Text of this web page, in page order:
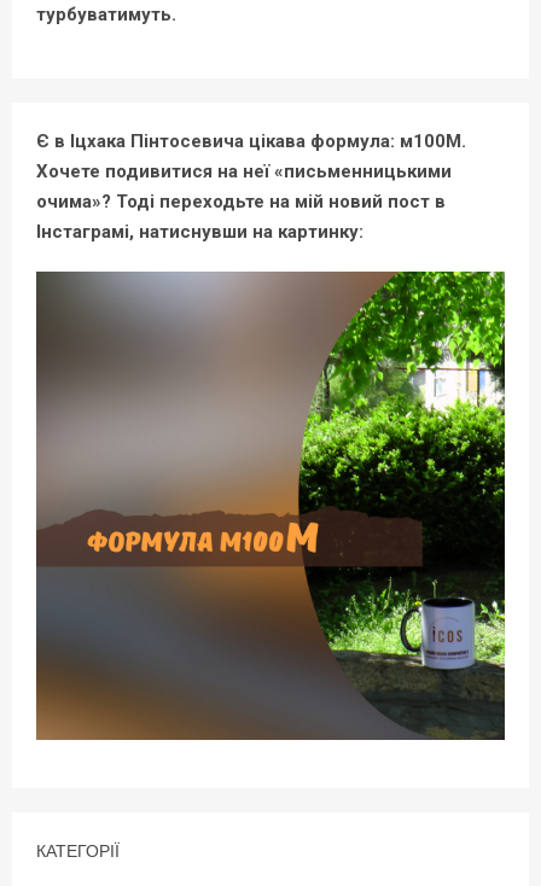
турбуватимуть.
Є в Іцхака Пінтосевича цікава формула: м100М.
Хочете подивитися на неї «письменницькими
очима»? Тоді переходьте на мій новий пост в
Інстаграмі, натиснувши на картинку:
КАТЕГОРІЇ